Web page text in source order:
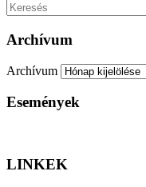
Archívum
Archívum
Események
LINKEK